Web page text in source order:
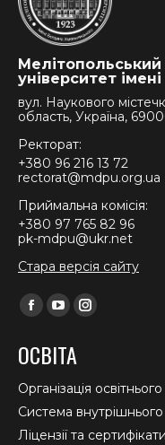
університет
вул. Наукового
область, Україна,
Ректорат:
+380 96 216 13 72
rectorat@mdpu.org.ua
Приймальна комісія:
+380 97 765 82 96
pk-mdpu@ukr.net
Стара версія сайту
Find us on:
Facebook
opens
in
new
window
YouTube
opens
in
new
window
Instagram
in
new
window
ОСВІТА
Організація
Система
Ліцензії та сертифікати